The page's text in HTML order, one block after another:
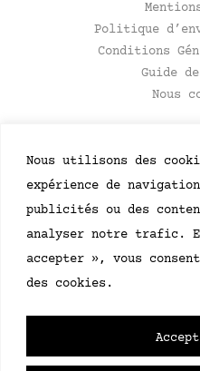
Politique
Conditions
Guide
Nous
concernant les